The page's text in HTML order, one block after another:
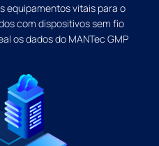
equipamentos vitais para o
com dispositivos sem fio
os dados do MANTec GMP